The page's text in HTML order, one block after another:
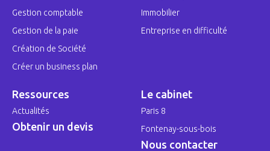
Gestion comptable
Gestion de la paie
Création de Société
Créer un business plan
Immobilier
Entreprise en difficulté
Ressources
Actualités
Obtenir un devis
Le cabinet
Paris 8
Fontenay-sous-bois
Nous contacter